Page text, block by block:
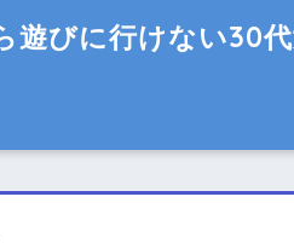
遊びに行けない30